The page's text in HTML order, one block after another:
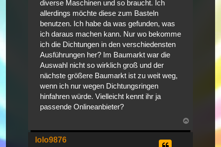
diverse Maschinen und so braucht. Ich
allerdings möchte diese zum Basteln
benutzen. Ich habe da was gefunden, was
ich daraus machen kann. Nur wo bekomme
ich die Dichtungen in den verschiedensten
Ausführungen her? Im Baumarkt war die
Auswahl nicht so wirklich groß und der
nächste größere Baumarkt ist zu weit weg,
wenn ich nur wegen Dichtungsringen
hinfahren würde. Vielleicht kennt ihr ja
passende Onlineanbieter?
lolo9876